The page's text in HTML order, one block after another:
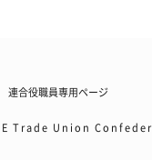
連合役職員専用ページ
Trade Union